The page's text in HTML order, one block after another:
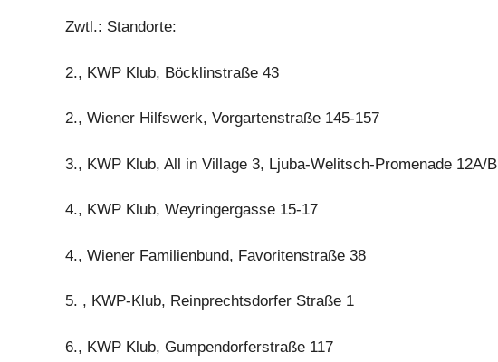
Zwtl.: Standorte:
2., KWP Klub, Böcklinstraße 43
2., Wiener Hilfswerk, Vorgartenstraße 145-157
3., KWP Klub, All in Village 3, Ljuba-Welitsch-Promenade 12A/B
4., KWP Klub, Weyringergasse 15-17
4., Wiener Familienbund, Favoritenstraße 38
5. , KWP-Klub, Reinprechtsdorfer Straße 1
6., KWP Klub, Gumpendorferstraße 117